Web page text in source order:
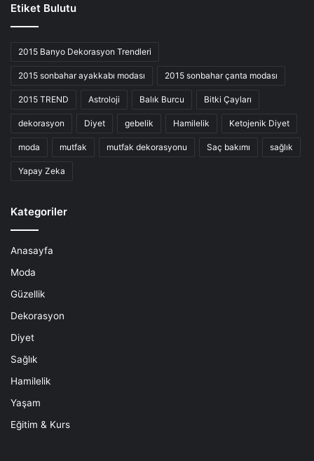
Etiket Bulutu
2015 Banyo Dekorasyon Trendleri
2015 sonbahar ayakkabı modası 2015 sonbahar çanta modası
2015 TREND Astroloji Balık Burcu Bitki Çayları
dekorasyon Diyet gebelik Hamilelik Ketojenik Diyet
moda mutfak mutfak dekorasyonu Saç bakımı sağlık
Yapay Zeka
Kategoriler
Anasayfa
Moda
Güzellik
Dekorasyon
Diyet
Sağlık
Hamilelik
Yaşam
Eğitim & Kurs